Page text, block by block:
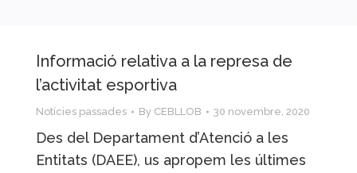
Informació relativa a la represa de
l’activitat esportiva
Notícies passades By CEBLLOB 30 novembre, 2020
Des del Departament d’Atenció a les
Entitats (DAEE), us apropem les últimes